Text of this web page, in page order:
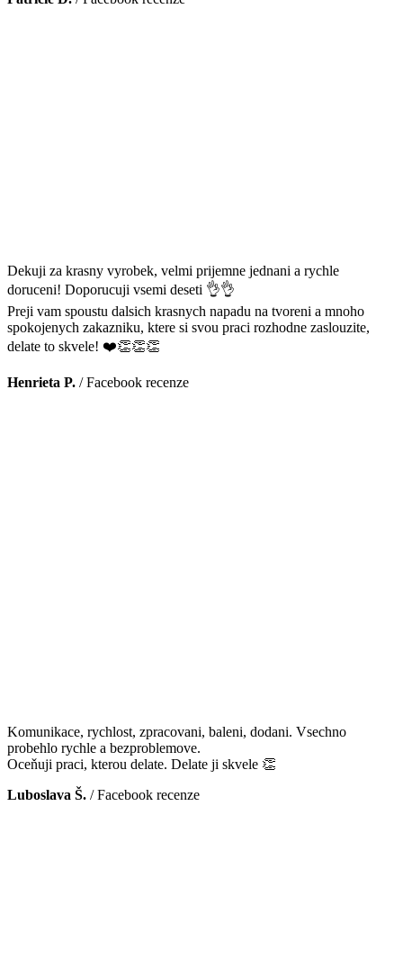
Dekuji za krasny vyrobek, velmi prijemne jednani a rychle
doruceni! Doporucuji vsemi deseti 👌👌
Preji vam spoustu dalsich krasnych napadu na tvoreni a mnoho
spokojenych zakazniku, ktere si svou praci rozhodne zaslouzite,
delate to skvele! ❤️👏👏👏
Henrieta P. /Facebook recenze
Komunikace, rychlost, zpracovani, baleni, dodani. Vsechno
probehlo rychle a bezproblemove.
Oceňuji praci, kterou delate. Delate ji skvele 👏
Luboslava Š. /Facebook recenze